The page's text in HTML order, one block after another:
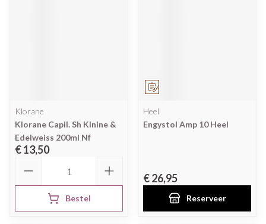
Klorane
Klorane Capil. Sh Kinine &
Edelweiss 200ml Nf
€ 13,50
Bestel
Op voorschrift
Heel
Engystol Amp 10 Heel
€ 26,95
Reserveer